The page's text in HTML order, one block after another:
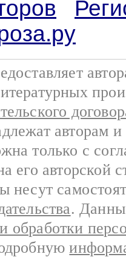
авторам
только с
его авторской
несут
.
обработки